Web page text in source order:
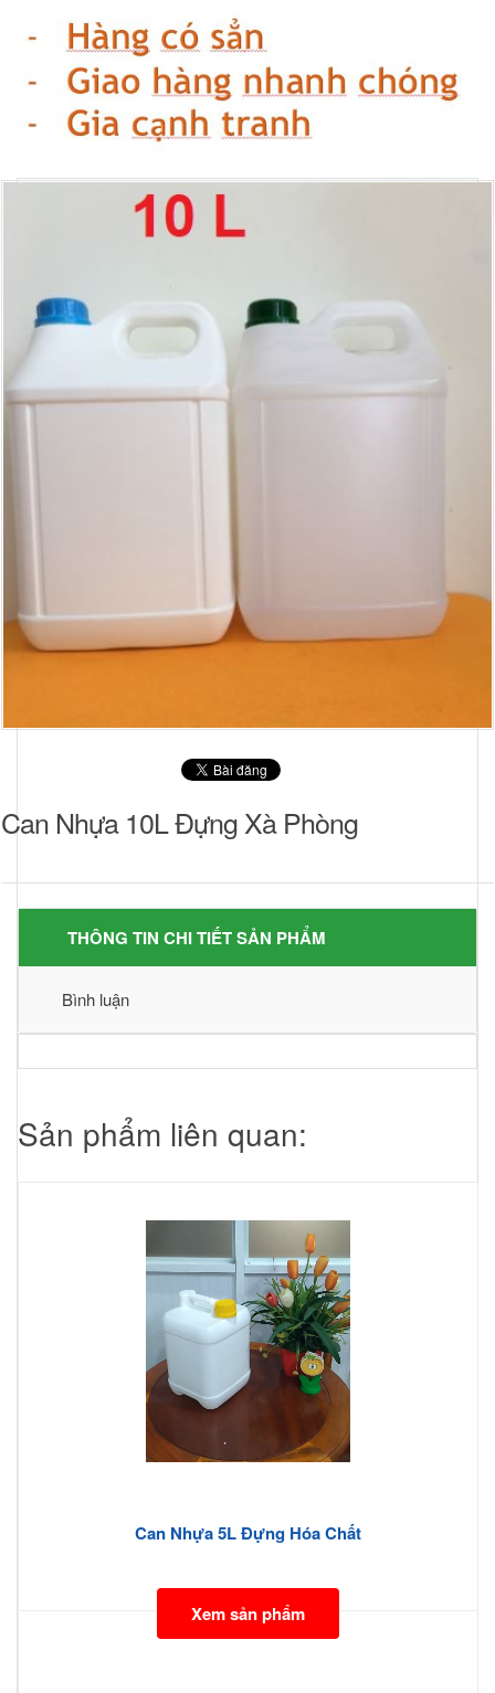
Can Nhựa 10L Đựng Xà Phòng
THÔNG TIN CHI TIẾT SẢN PHẨM
Bình luận
Sản phẩm liên quan:
Can Nhựa 5L Đựng Hóa Chất
Xem sản phẩm